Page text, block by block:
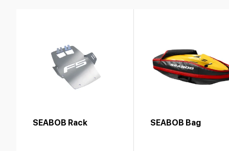
SEABOB Rack SEABOB Bag